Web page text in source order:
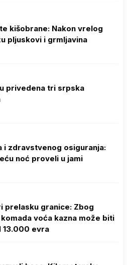
kišobrane: Nakon vrelog
pljuskovi i grmljavina
privedena tri srpska
i zdravstvenog osiguranja:
noć proveli u jami
prelasku granice: Zbog
voća kazna može biti
13.000 evra